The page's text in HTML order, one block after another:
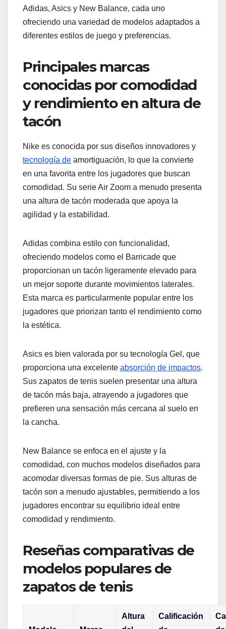
Adidas, Asics y New Balance, cada uno
ofreciendo una variedad de modelos adaptados a
diferentes estilos de juego y preferencias.
Principales marcas
conocidas por comodidad
y rendimiento en altura de
tacón
Nike es conocida por sus diseños innovadores y
tecnología de amortiguación, lo que la convierte
en una favorita entre los jugadores que buscan
comodidad. Su serie Air Zoom a menudo presenta
una altura de tacón moderada que apoya la
agilidad y la estabilidad.
Adidas combina estilo con funcionalidad,
ofreciendo modelos como el Barricade que
proporcionan un tacón ligeramente elevado para
un mejor soporte durante movimientos laterales.
Esta marca es particularmente popular entre los
jugadores que priorizan tanto el rendimiento como
la estética.
Asics es bien valorada por su tecnología Gel, que
proporciona una excelente absorción de impactos.
Sus zapatos de tenis suelen presentar una altura
de tacón más baja, atrayendo a jugadores que
prefieren una sensación más cercana al suelo en
la cancha.
New Balance se enfoca en el ajuste y la
comodidad, con muchos modelos diseñados para
acomodar diversas formas de pie. Sus alturas de
tacón son a menudo ajustables, permitiendo a los
jugadores encontrar su equilibrio ideal entre
comodidad y rendimiento.
Reseñas comparativas de
modelos populares de
zapatos de tenis
Altura
Calificación